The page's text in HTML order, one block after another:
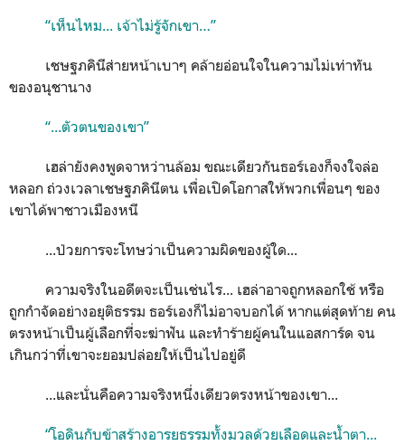
“เห็นไหม... เจ้าไม่รู้จักเขา…”
เชษฐภคินีส่ายหน้าเบาๆ คล้ายอ่อนใจในความไม่เท่าทัน
ของอนุชานาง
“...ตัวตนของเขา”
เฮล่ายังคงพูดจาหว่านล้อม ขณะเดียวกันธอร์เองก็จงใจล่อ
หลอก ถ่วงเวลาเชษฐภคินีตน เพื่อเปิดโอกาสให้พวกเพื่อนๆ ของ
เขาได้พาชาวเมืองหนี
...ป่วยการจะโทษว่าเป็นความผิดของผู้ใด...
ความจริงในอดีตจะเป็นเช่นไร... เฮล่าอาจถูกหลอกใช้ หรือ
ถูกกำจัดอย่างอยุติธรรม ธอร์เองก็ไม่อาจบอกได้ หากแต่สุดท้าย คน
ตรงหน้าเป็นผู้เลือกที่จะฆ่าฟัน และทำร้ายผู้คนในแอสการ์ด จน
เกินกว่าที่เขาจะยอมปล่อยให้เป็นไปอยู่ดี
...และนั่นคือความจริงหนึ่งเดียวตรงหน้าของเขา...
“โอดินกับข้าสร้างอารยธรรมทั้งมวลด้วยเลือดและน้ำตา...